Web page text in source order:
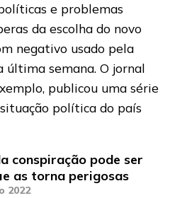
e problemas
da escolha do novo
negativo usado pela
última semana. O jornal
publicou uma série
política do país
conspiração pode ser
as torna perigosas
2022